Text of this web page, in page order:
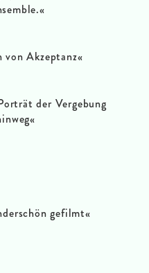
von Akzeptanz«
der Vergebung
gefilmt«